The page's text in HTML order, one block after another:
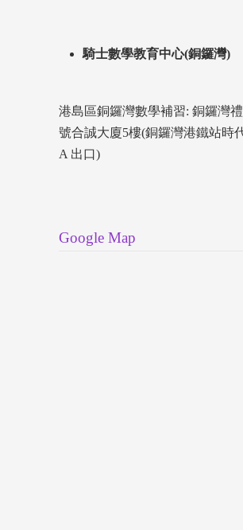
騎士數學教育中心(銅鑼灣)
港島區銅鑼灣數學補習: 銅鑼灣禮
號合誠大廈5樓(銅鑼灣港鐵站時
A 出口)
Google Map